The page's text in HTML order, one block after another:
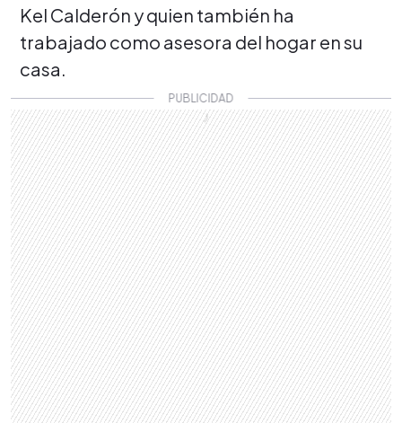
Kel Calderón y quien también ha
trabajado como asesora del hogar en su
casa.